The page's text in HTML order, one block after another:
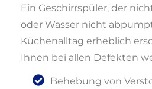
Ein Geschirrspüler, der
oder Wasser nicht
Küchenalltag erheblich
Ihnen bei allen Defekten
Behebung von